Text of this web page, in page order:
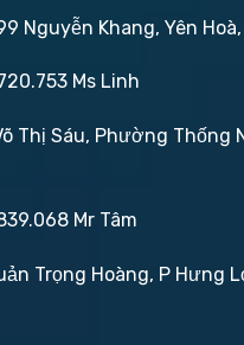
Nguyễn Khang, Yên
Ms Linh
Thị Sáu, Phường Thống
Mr Tâm
Trọng Hoàng, P Hưng